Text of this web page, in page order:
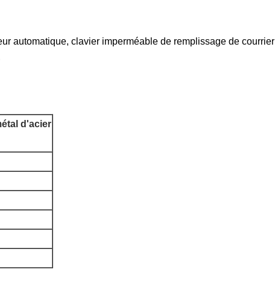
automatique, clavier imperméable de remplissage de courrier
d'acier